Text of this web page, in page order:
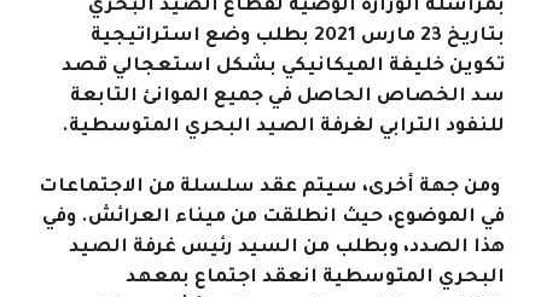
بمراسلة الوزارة الوصية لقطاع الصيد البحري
بتاريخ 23 مارس 2021 بطلب وضع استراتيجية
تكوين خليفة الميكانيكي بشكل استعجالي قصد
سد الخصاص الحاصل في جميع الموانئ التابعة
للنفود الترابي لغرفة الصيد البحري المتوسطية.
ومن جهة أخرى، سيتم عقد سلسلة من الاجتماعات
في الموضوع، حيث انطلقت من ميناء العرائش. وفي
هذا الصدد، وبطلب من السيد رئيس غرفة الصيد
البحري المتوسطية انعقد اجتماع بمعهد